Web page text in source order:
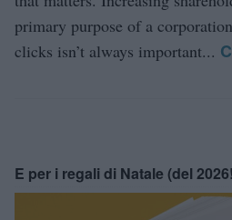
primary purpose of a
clicks isn’t always important...
E per i regali di Natale (del